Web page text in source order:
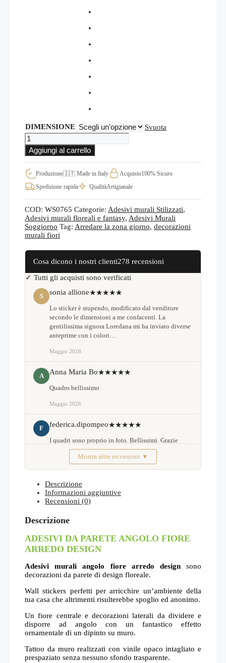
DIMENSIONE
Svuota
ADESIVI
MURALI
ANGOLO
FIORE
ARREDO
DESIGN
WS0765
Aggiungi al carrello
Produzione🇮🇹 Made in Italy Acquisto100% Sicuro
Spedizione rapida
QualitàArtigianale
COD: WS0765 Categorie: Adesivi murali Stilizzati,
Adesivi murali floreali e fantasy, Adesivi Murali
Soggiorno Tag: Arredare la zona giorno, decorazioni
murali fiori
Cosa dicono i nostri clienti278 recensioni
✓ Tutti gli acquisti sono verificati
S sonia allione★★★★★
Lo sticker è stupendo, modificato dal venditore
secondo le dimensioni a me confacenti. La
gentilissima signora Loredana mi ha inviato diverse
anteprime con i colori…
Maggio 2026
A Anna Maria Bo★★★★★
Quadro bellissimo
Maggio 2026
F federica.dipompeo★★★★★
I quadri sono proprio in foto. Bellissimi. Grazie
Febbraio 2026Mostra altre recensioni ▼
Descrizione
Informazioni aggiuntive
Recensioni (0)
Descrizione
ADESIVI DA PARETE ANGOLO FIORE
ARREDO DESIGN
Adesivi murali angolo fiore arredo designsono
decorazioni da parete di design floreale.
Wall stickers perfetti per arricchire un’ambiente della
tua casa che altrimenti risulterebbe spoglio ed anonimo.
Un fiore centrale e decorazioni laterali da dividere e
disporre ad angolo con un fantastico effetto
ornamentale di un dipinto su muro.
Tattoo da muro realizzati con vinile opaco intagliato e
prespaziato senza nessuno sfondo trasparente.